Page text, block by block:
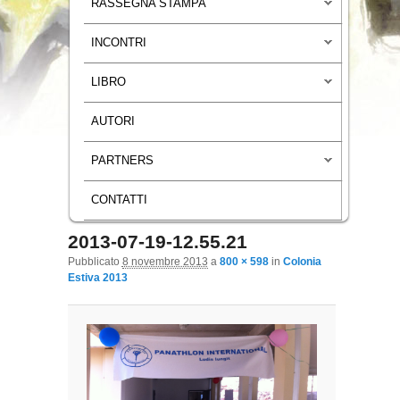
RASSEGNA STAMPA
INCONTRI
LIBRO
AUTORI
PARTNERS
CONTATTI
Navigazione immagini
2013-07-19-12.55.21
Pubblicato 8 novembre 2013 a 800 × 598in Colonia
Estiva 2013